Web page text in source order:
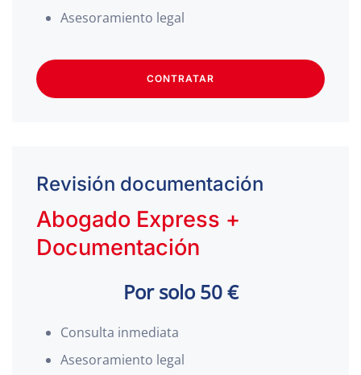
Asesoramiento legal
CONTRATAR
Revisión documentación
Abogado Express +
Documentación
Por solo 50 €
Consulta inmediata
Asesoramiento legal